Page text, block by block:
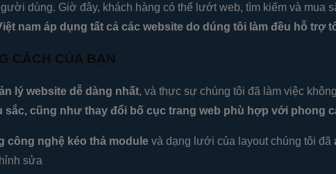
dùng. Giờ đây, khách hàng có thể lướt web, tìm kiếm và mua
nam áp dụng tất cả các website do dúng tôi làm đều hỗ trợ
CÁCH CỦA BẠN
lý website dễ dàng nhất, và thực sự chúng tôi đã làm việc
sắc, cũng như thay đổi bố cục trang web phù hợp với phong
công nghệ kéo thả module và dạng lưới của layout chúng tôi đã
sửa